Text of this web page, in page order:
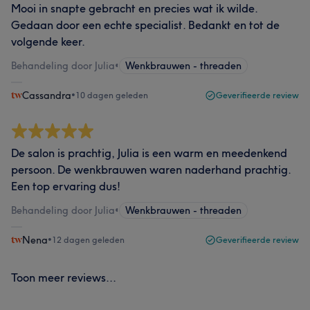
Mooi in snapte gebracht en precies wat ik wilde.
Gedaan door een echte specialist. Bedankt en tot de
volgende keer.
Behandeling door Julia• Wenkbrauwen - threaden
Cassandra•10 dagen geleden Geverifieerde review
De salon is prachtig, Julia is een warm en meedenkend
persoon. De wenkbrauwen waren naderhand prachtig.
Een top ervaring dus!
Behandeling door Julia• Wenkbrauwen - threaden
Nena•12 dagen geleden Geverifieerde review
Toon meer reviews...